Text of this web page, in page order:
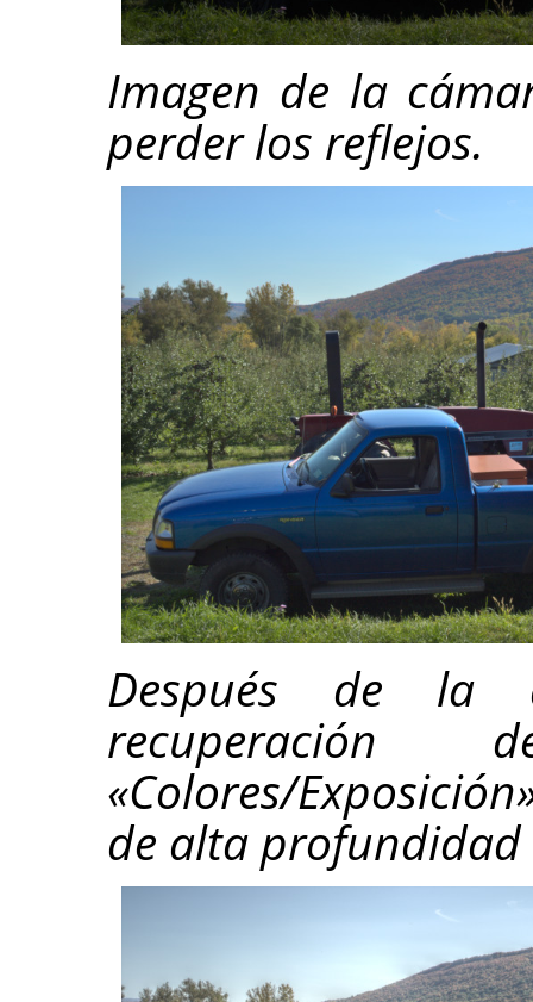
Imagen de la
perder los reflejos.
Después de la
recuperación
«Colores/
de alta profundidad